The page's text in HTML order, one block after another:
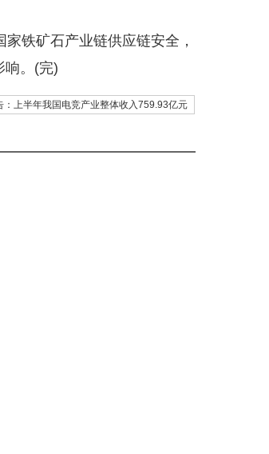
铁矿石产业链供应链安全，
响。(完)
：上半年我国电竞产业整体收入759.93亿元